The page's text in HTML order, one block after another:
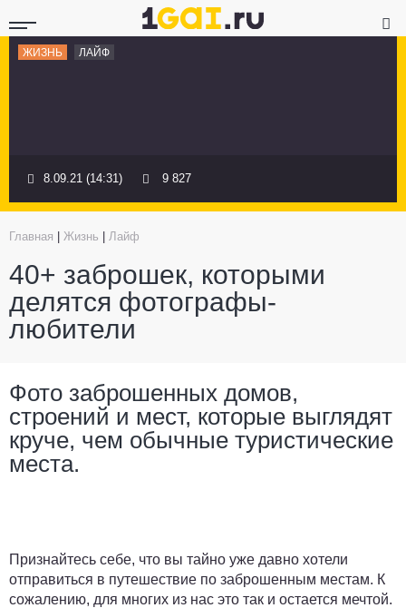
ЖИЗНЬ ЛАЙФ
8.09.21 (14:31) 9 827
Главная Жизнь Лайф
40+ заброшек, которыми
делятся фотографы-
любители
Фото заброшенных домов,
строений и мест, которые выглядят
круче, чем обычные туристические
места.
Признайтесь себе, что вы тайно уже давно хотели
отправиться в путешествие по заброшенным местам. К
сожалению, для многих из нас это так и остается мечтой.